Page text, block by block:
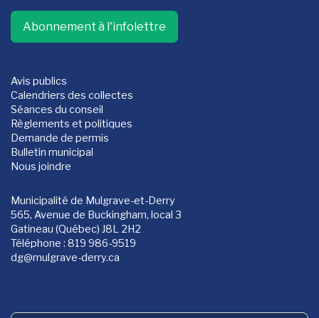
Abonnement à l'infolettre
Avis publics
Calendriers des collectes
Séances du conseil
Règlements et politiques
Demande de permis
Bulletin municipal
Nous joindre
Municipalité de Mulgrave-et-Derry
565, Avenue de Buckingham, local 3
Gatineau (Québec) J8L 2H2
Téléphone : 819 986-9519
dg@mulgrave-derry.ca